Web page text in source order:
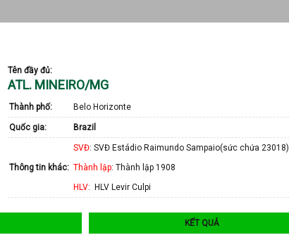
Tên đầy đủ:
ATL. MINEIRO/MG
Thành phố: Belo Horizonte
Quốc gia: Brazil
Thông tin khác:
SVĐ: SVĐ Estádio Raimundo Sampaio(sức chứa 23018)
Thành lập: Thành lập 1908
HLV: HLV Levir Culpi
KẾT QUẢ